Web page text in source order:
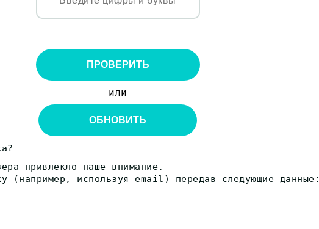
ПРОВЕРИТЬ
или
ОБНОВИТЬ
привлекло наше внимание.
(например, используя email) передав следующие данные: